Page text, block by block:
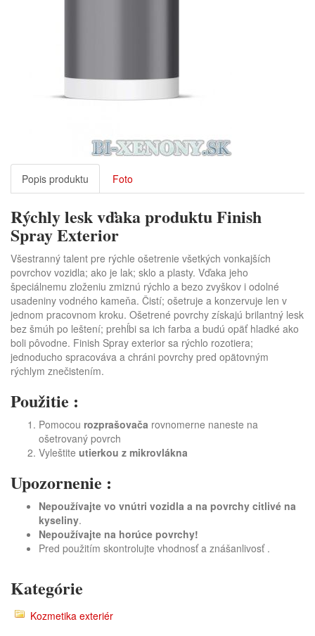
Popis produktu Foto
Rýchly lesk vďaka produktu Finish
Spray Exterior
Všestranný talent pre rýchle ošetrenie všetkých vonkajších
povrchov vozidla; ako je lak; sklo a plasty. Vďaka jeho
špeciálnemu zloženiu zmiznú rýchlo a bezo zvyškov i odolné
usadeniny vodného kameňa. Čistí; ošetruje a konzervuje len v
jednom pracovnom kroku. Ošetrené povrchy získajú brilantný lesk
bez šmúh po leštení; prehĺbi sa ich farba a budú opäť hladké ako
boli pôvodne. Finish Spray exterior sa rýchlo rozotiera;
jednoducho spracováva a chráni povrchy pred opätovným
rýchlym znečistením.
Použitie :
Pomocou rozprašovača rovnomerne naneste na
ošetrovaný povrch
Vyleštite utierkou z mikrovlákna
Upozornenie :
Nepoužívajte vo vnútri vozidla a na povrchy citlivé na
kyseliny.
Nepoužívajte na horúce povrchy!
Pred použitím skontrolujte vhodnosť a znášanlivosť .
Kategórie
Kozmetika exteriér